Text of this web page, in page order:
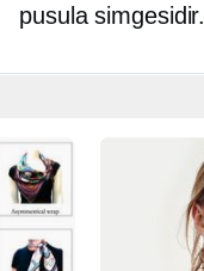
pusula simgesidir.